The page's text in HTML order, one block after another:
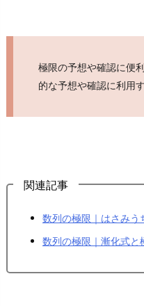
極限の予想や確認に便
的な予想や確認に利用
関連記事
数列の極限｜はさみう
数列の極限｜漸化式と